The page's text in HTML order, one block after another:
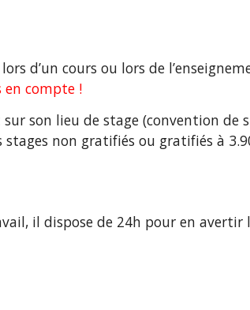
d’un cours ou lors de
compte !
son lieu de stage (convention de
non gratifiés ou gratifiés à
il dispose de 24h pour en avertir